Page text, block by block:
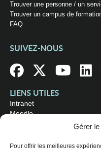
Gérer
Pour offrir les meilleures
Trouver une personne / un
Trouver un campus de
FAQ
SUIVEZ-NOUS
LIENS UTILES
Intranet
Moodle